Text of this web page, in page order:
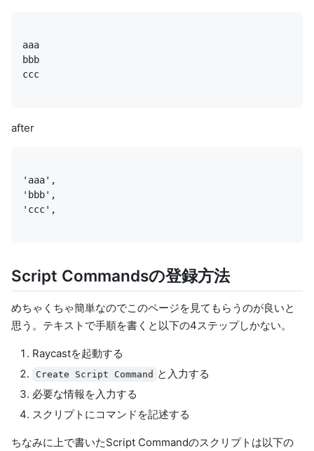
ccc
after
'ccc',
Script Commandsの登録方法
めちゃくちゃ簡単なのでこのページを見てもらうのが良いと
思う。テキストで手順を書くと以下の4ステップしかない。
Raycastを起動する
Create Script Command と入力する
必要な情報を入力する
スクリプトにコマンドを記述する
ちなみに上で書いたScript Commandのスクリプトは以下の